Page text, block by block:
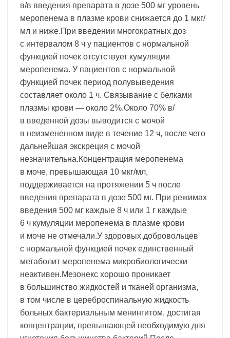
в/в введения препарата в дозе 500 мг уровень
меропенема в плазме крови снижается до 1 мкг/
мл и ниже.При введении многократных доз
с интервалом 8 ч у пациентов с нормальной
функцией почек отсутствует кумуляции
меропенема. У пациентов с нормальной
функцией почек период полувыведения
составляет около 1 ч. Связывание с белками
плазмы крови — около 2%.Около 70% в/
в введенной дозы выводится с мочой
в неизмененном виде в течение 12 ч, после чего
дальнейшая экскреция с мочой
незначительна.Концентрация меропенема
в моче, превышающая 10 мкг/мл,
поддерживается на протяжении 5 ч после
введения препарата в дозе 500 мг. При режимах
введения 500 мг каждые 8 ч или 1 г каждые
6 ч кумуляции меропенема в плазме крови
и моче не отмечали.У здоровых добровольцев
с нормальной функцией почек единственный
метаболит меропенема микробиологически
неактивен.Мезонекс хорошо проникает
в большинство жидкостей и тканей организма,
в том числе в цереброспинальную жидкость
больных бактериальным менингитом, достигая
концентрации, превышающей необходимую для